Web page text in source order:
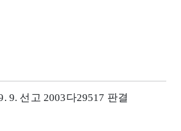
9. 선고 2003다29517 판결